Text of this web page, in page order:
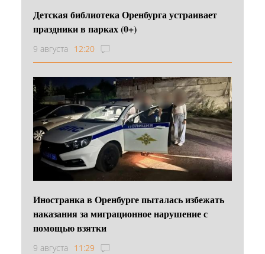
Детская библиотека Оренбурга устраивает
праздники в парках (0+)
9 августа 12:20
Иностранка в Оренбурге пыталась избежать
наказания за миграционное нарушение с
помощью взятки
9 августа 11:29